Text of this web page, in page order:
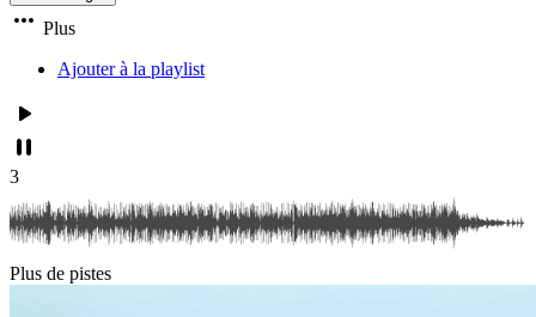
Plus
Ajouter à la playlist
3
Plus de pistes